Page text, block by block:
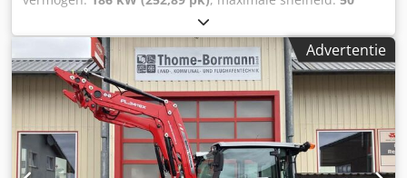
600/70 R30 | 0%
710/70 R42 | 0%, bandenmaten:710/70 R42, aantal
bedden:43, Banden (voor): 600/70 R30, banden (achter):
710/70 R42, bedrijfsuren: 458, eerste registratie:
17.12.2024. Prijs: 175.900,00 euro (exclusief btw).
Standaarduitrusting/technische gegevens: MOTOR: Max.
vermogen: 180/245 kW/pk (ISO 14396) Max. koppel: 1100
Nm Maximaal vermogen met vermogensbeheer: 194/265
kW/pk Maximaal koppel met vermogensbeheer: 1178 Nm 6
Advertentie